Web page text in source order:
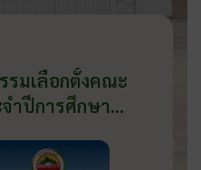
รมเลือกตั้งคณะ
ำปีการศึกษา
ตยในโรงเรียน